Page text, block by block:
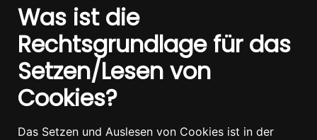
Was ist die
Rechtsgrundlage für das
Setzen/Lesen von
Cookies?
Das Setzen und Auslesen von Cookies ist in der